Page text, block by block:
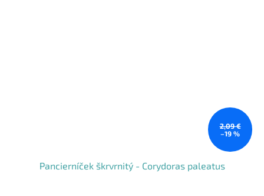
2,09 €
–19 %
Pancierníček škrvrnitý - Corydoras paleatus